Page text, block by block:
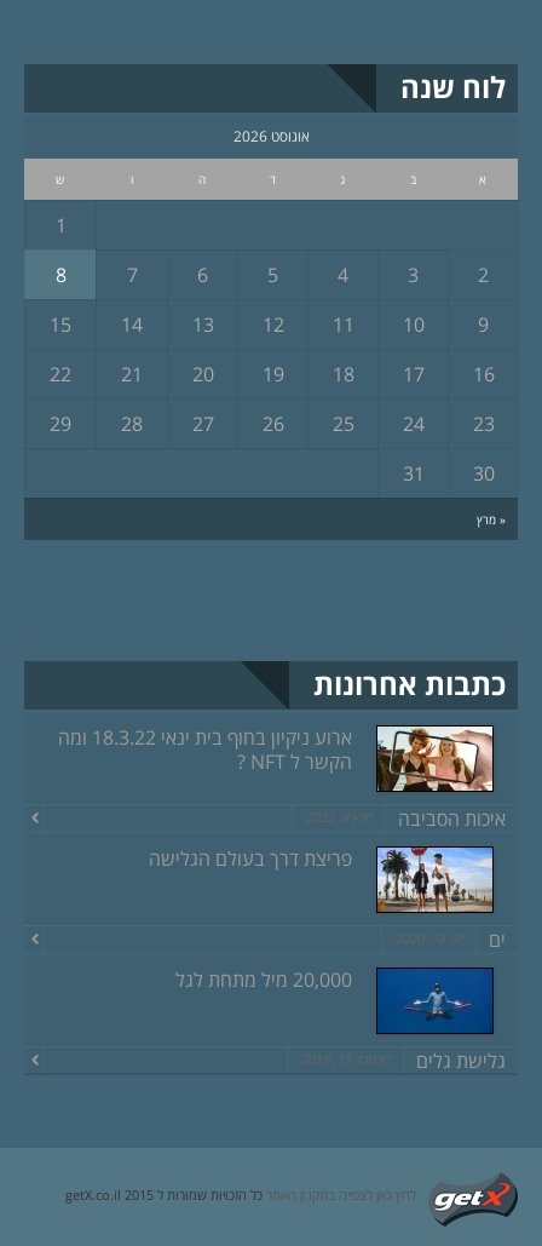
לוח שנה
אוגוסט 2026
א ב ג ד ה ו ש
« מרץ
1
2
3
4
5
6
7
8
9
10
11
12
13
14
15
16
17
18
19
20
21
22
23
24
25
26
27
28
29
30
31
כתבות אחרונות
ארוע ניקיון בחוף בית ינאי 18.3.22 ומה
הקשר ל NFT ?
איכות הסביבה מרץ 8, 2022
פריצת דרך בעולם הגלישה
ים יוני 18, 2020
20,000 מיל מתחת לגל
גלישת גלים דצמבר 13, 2019
לחץ כאן לצפייה בתקנון האתר כל הזכויות שמורות ל getX.co.il 2015